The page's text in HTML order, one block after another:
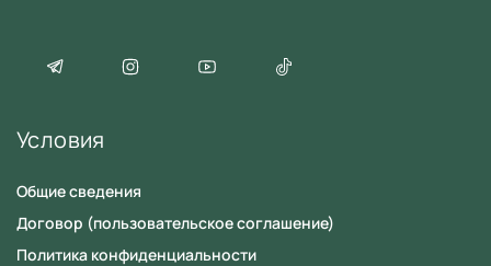
Условия
Общие сведения
Договор (пользовательское соглашение)
Политика конфиденциальности